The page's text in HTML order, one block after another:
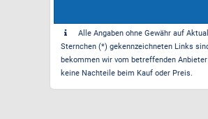
Alle Angaben ohne Gewähr auf
Sternchen (*) gekennzeichneten Links
bekommen wir vom betreffenden
keine Nachteile beim Kauf oder Preis.